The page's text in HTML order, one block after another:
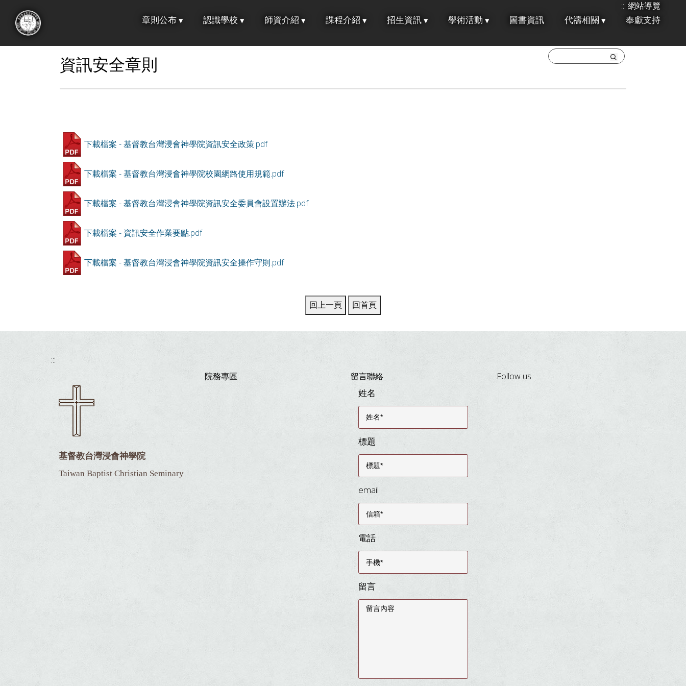
::: 網站導覽
章則公布 認識學校 師資介紹 課程介紹 招生資訊 學術活動 圖書資訊 代禱相關 奉獻支持
資訊安全章則
下載檔案 - 基督教台灣浸會神學院資訊安全政策.pdf
下載檔案 - 基督教台灣浸會神學院校園網路使用規範.pdf
下載檔案 - 基督教台灣浸會神學院資訊安全委員會設置辦法.pdf
下載檔案 - 資訊安全作業要點.pdf
下載檔案 - 基督教台灣浸會神學院資訊安全操作守則.pdf
:::
基督教台灣浸會神學院
Taiwan Baptist Christian Seminary
院務專區 留言聯絡
姓名
標題
email
電話
留言
Follow us